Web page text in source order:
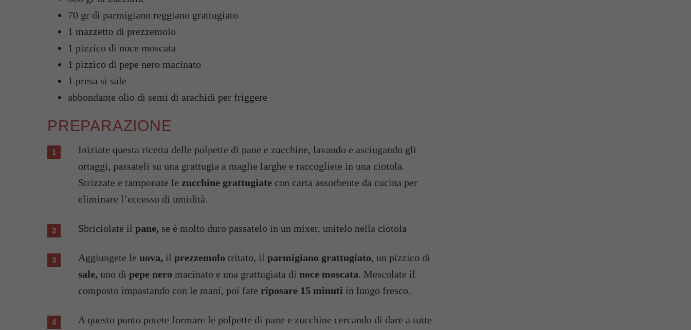
70 gr di parmigiano reggiano grattugiato
1 mazzetto di prezzemolo
1 pizzico di noce moscata
1 pizzico di pepe nero macinato
1 presa si sale
abbondante olio di semi di arachidi per friggere
PREPARAZIONE
Iniziate questa ricetta delle polpette di pane e zucchine, lavando e asciugando gli
ortaggi, passateli su una grattugia a maglie larghe e raccogliete in una ciotola.
Strizzate e tamponate le zucchine grattugiate con carta assorbente da cucina per
eliminare l’eccesso di umidità.
Sbriciolate il pane, se è molto duro passatelo in un mixer, unitelo nella ciotola
Aggiungete le uova, il prezzemolo tritato, il parmigiano grattugiato, un pizzico di
sale, uno di pepe nero macinato e una grattugiata di noce moscata. Mescolate il
composto impastando con le mani, poi fate riposare 15 minuti in luogo fresco.
A questo punto potete formare le polpette di pane e zucchine cercando di dare a tutte